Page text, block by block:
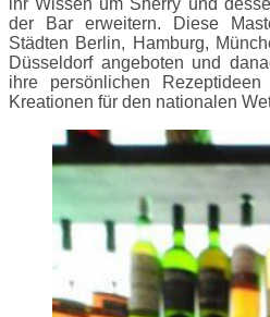
der Bar erweitern. Diese
Städten Berlin, Hamburg,
Düsseldorf angeboten und
ihre persönlichen
Kreationen für den nationalen